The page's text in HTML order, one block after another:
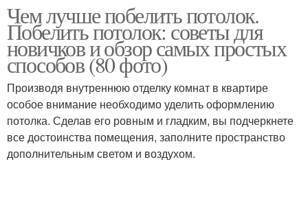
Чем лучше побелить потолок.
Побелить потолок: советы для
новичков и обзор самых простых
способов (80 фото)
Производя внутреннюю отделку комнат в квартире
особое внимание необходимо уделить оформлению
потолка. Сделав его ровным и гладким, вы подчеркнете
все достоинства помещения, заполните пространство
дополнительным светом и воздухом.